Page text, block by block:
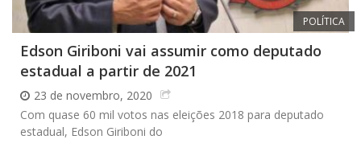
POLÍTICA
Edson Giriboni vai assumir como deputado
estadual a partir de 2021
23 de novembro, 2020
Com quase 60 mil votos nas eleições 2018 para deputado
estadual, Edson Giriboni do